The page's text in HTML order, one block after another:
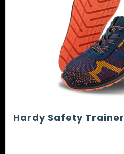
Hardy Safety Trainer